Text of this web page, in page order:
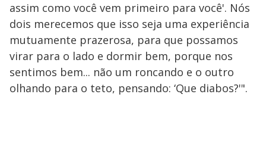
assim como você vem primeiro para você'. Nós
dois merecemos que isso seja uma experiência
mutuamente prazerosa, para que possamos
virar para o lado e dormir bem, porque nos
sentimos bem..​. não um roncando e o outro
olhando para o teto, pensando: ‘Que diabos?'".